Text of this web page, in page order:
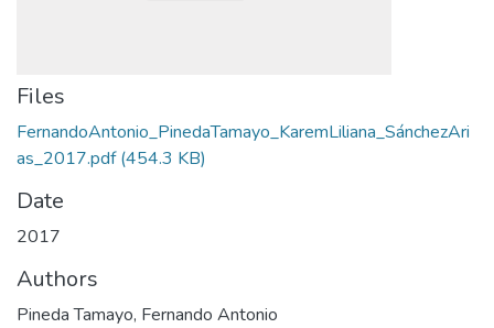
Files
FernandoAntonio_PinedaTamayo_KaremLiliana_SánchezAri
as_2017.pdf(454.3 KB)
Date
2017
Authors
Pineda Tamayo, Fernando Antonio